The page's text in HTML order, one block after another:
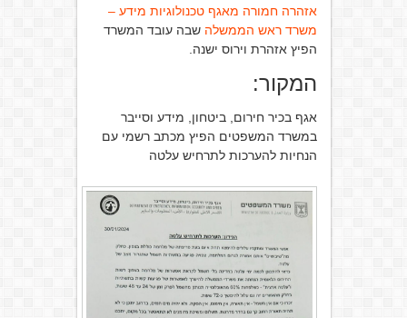
אזהרה חמורה מאגף טכנולוגיות מידע –
משרד ראש הממשלה שבה עובד המשרד
הפיץ אזהרת וירוס ישנה.
המקור:
אגף בכיר חירום, ביטחון, מידע וסייבר
במשרד המשפטים הפיץ מכתב רשמי עם
הנחיות להערכות לתרחיש עלטה